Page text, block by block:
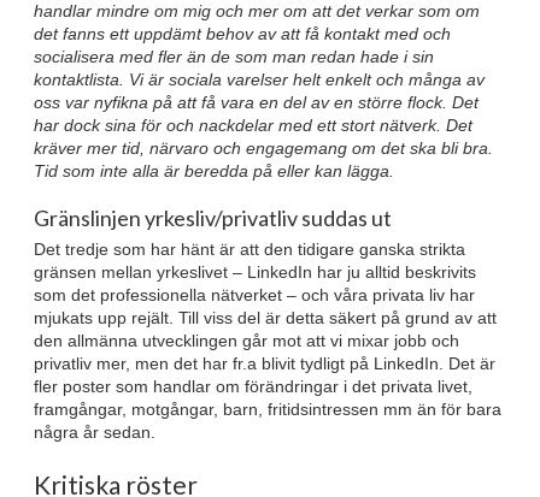
handlar mindre om mig och mer om att det verkar som om
det fanns ett uppdämt behov av att få kontakt med och
socialisera med fler än de som man redan hade i sin
kontaktlista. Vi är sociala varelser helt enkelt och många av
oss var nyfikna på att få vara en del av en större flock. Det
har dock sina för och nackdelar med ett stort nätverk. Det
kräver mer tid, närvaro och engagemang om det ska bli bra.
Tid som inte alla är beredda på eller kan lägga.
Gränslinjen yrkesliv/privatliv suddas ut
Det tredje som har hänt är att den tidigare ganska strikta
gränsen mellan yrkeslivet – LinkedIn har ju alltid beskrivits
som det professionella nätverket – och våra privata liv har
mjukats upp rejält. Till viss del är detta säkert på grund av att
den allmänna utvecklingen går mot att vi mixar jobb och
privatliv mer, men det har fr.a blivit tydligt på LinkedIn. Det är
fler poster som handlar om förändringar i det privata livet,
framgångar, motgångar, barn, fritidsintressen mm än för bara
några år sedan.
Kritiska röster